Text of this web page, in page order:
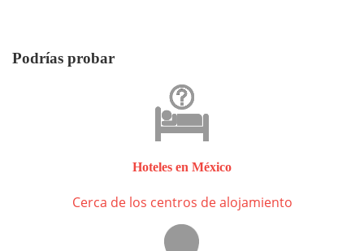
Podrías probar
Hoteles en México
Cerca de los centros de alojamiento